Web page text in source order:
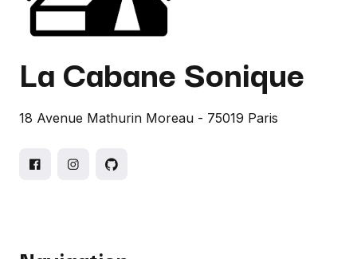
La Cabane Sonique
18 Avenue Mathurin Moreau - 75019 Paris